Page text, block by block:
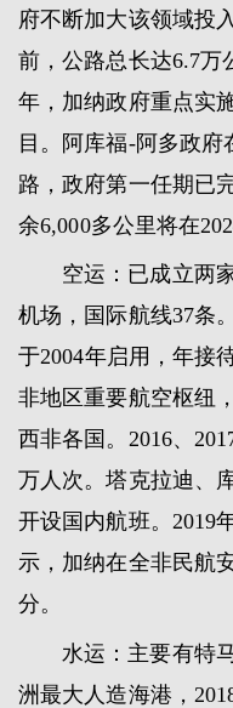
府不断加大该领域投
前，公路总长达6.7万
年，加纳政府重点实
目。阿库福-阿多政府
路，政府第一任期已
余6,000多公里将在
空运：已成立两
机场，国际航线37条
于2004年启用，年接
非地区重要航空枢纽
西非各国。2016、
万人次。塔克拉迪、
开设国内航班。2019
示，加纳在全非民航
分。
水运：主要有特
洲最大人造海港，